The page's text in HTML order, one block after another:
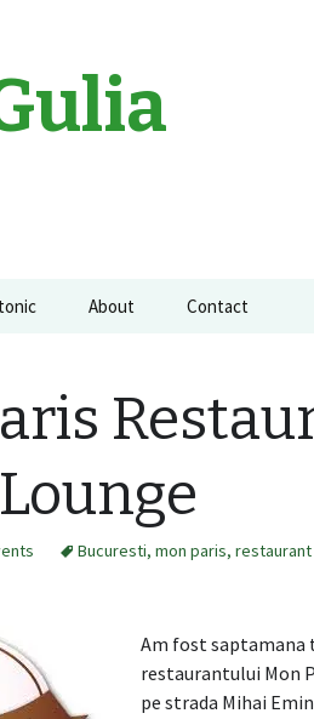
About Contact
Bucuresti, mon paris, restaurant
Am fost saptamana
restaurantului Mon
pe strada Mihai